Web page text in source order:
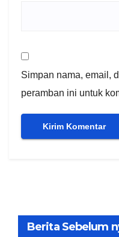
Simpan nama, email,
peramban ini untuk
Berita Sebelum